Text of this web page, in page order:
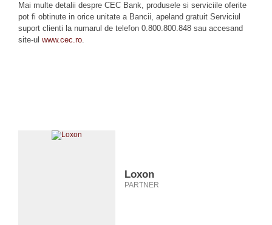
Mai multe detalii despre CEC Bank, produsele si serviciile oferite
pot fi obtinute in orice unitate a Bancii, apeland gratuit Serviciul
suport clienti la numarul de telefon 0.800.800.848 sau accesand
site-ul www.cec.ro.
Loxon
PARTNER